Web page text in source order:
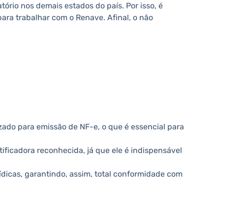
nos demais estados do país. Por isso, é
trabalhar com o Renave. Afinal, o não
para emissão de NF-e, o que é essencial para
reconhecida, já que ele é indispensável
garantindo, assim, total conformidade com